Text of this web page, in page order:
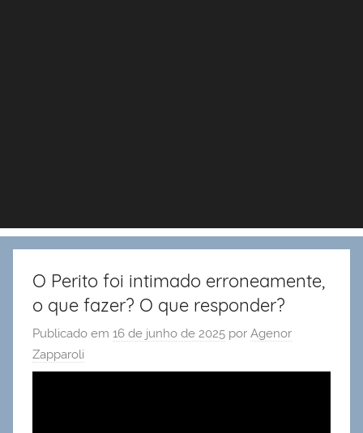
O Perito foi intimado erroneamente,
o que fazer? O que responder?
Publicado em 16 de junho de 2025 por Agenor
Zapparoli